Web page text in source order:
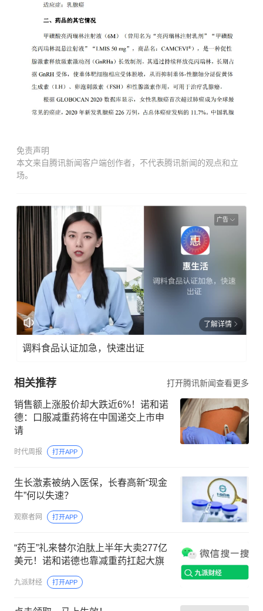
免责声明
本文来自腾讯新闻客户端创作者，不代表腾讯新闻的观点和立
场。
广告
了解详情
调料食品认证加急，快速出证
相关推荐 打开腾讯新闻查看更多
销售额上涨股价却大跌近6%！诺和诺
德：口服减重药将在中国递交上市申
请
时代周报 打开APP
生长激素被纳入医保，长春高新“现金
牛”何以失速？
观察者网 打开APP
“药王”礼来替尔泊肽上半年大卖277亿
美元！诺和诺德也靠减重药扛起大旗
九派财经 打开APP